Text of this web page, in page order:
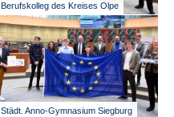
Berufskolleg des Kreises Olpe
Städt. Anno-Gymnasium Siegburg